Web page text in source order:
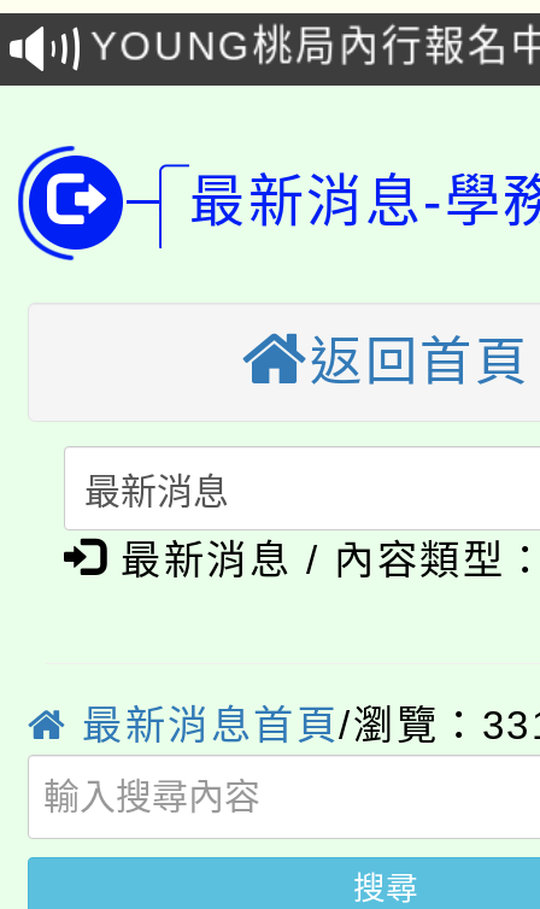
徵才活動。
YOUNG桃局內行報名
局官網。
8月14至27日，桃園電
開!
115年桃園市運動會8/
田徑場及游泳池舉行。
桃園市低收入戶享有免
半價優惠，詳情可洽有
者。
份教師增能研習
大溪自造教育及科技
份教師研習
淨零綠生活教案入校路
會
115年食農教育專業人
程
「本色祭」8/29、30在
場熱烈登場!
8/21下午1時於龍潭區
局官網。
開!
115年桃園市運動會8/
田徑場及游泳池舉行。
桃園市低收入戶享有免
視費優惠，中低收入戶
大園自造教育及科技中
最新消息-學
返回首頁
最新消息 / 內容類型
最新消息首頁/瀏覽：
搜尋